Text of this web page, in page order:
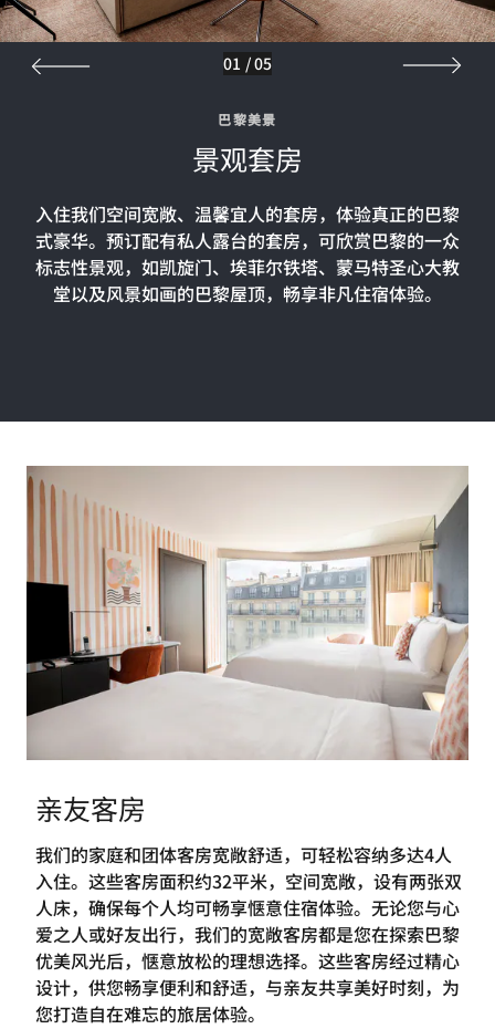
巴黎美景
景观套房
入住我们空间宽敞、温馨宜人的套房，体验真正的巴黎
式豪华。预订配有私人露台的套房，可欣赏巴黎的一众
标志性景观，如凯旋门、埃菲尔铁塔、蒙马特圣心大教
堂以及风景如画的巴黎屋顶，畅享非凡住宿体验。
01 /05
亲友客房
我们的家庭和团体客房宽敞舒适，可轻松容纳多达4人
入住。这些客房面积约32平米，空间宽敞，设有两张双
人床，确保每个人均可畅享惬意住宿体验。无论您与心
爱之人或好友出行，我们的宽敞客房都是您在探索巴黎
优美风光后，惬意放松的理想选择。这些客房经过精心
设计，供您畅享便利和舒适，与亲友共享美好时刻，为
您打造自在难忘的旅居体验。